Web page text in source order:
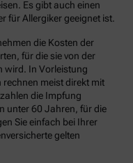
Es gibt auch einen
für Allergiker geeignet ist.
die Kosten der
für die sie von der
wird. In Vorleistung
rechnen meist direkt mit
die Impfung
unter 60 Jahren, für die
Sie einfach bei Ihrer
gelten